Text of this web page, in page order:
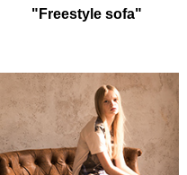
"Freestyle sofa"